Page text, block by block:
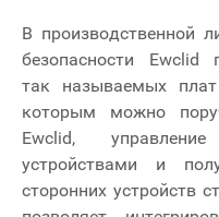
В производственной
безопасности Ewclid
так называемых плат
которым можно
Ewclid,
устройствами и
сторонних устройств